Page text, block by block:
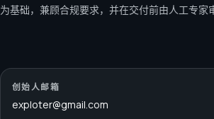
为基础，兼顾合规要求，并在交付前由人工专家
创始人邮箱
exploter@gmail.com